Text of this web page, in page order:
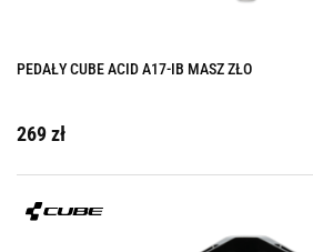
PEDAŁY CUBE ACID A17-IB MASZ ZŁO
269 zł